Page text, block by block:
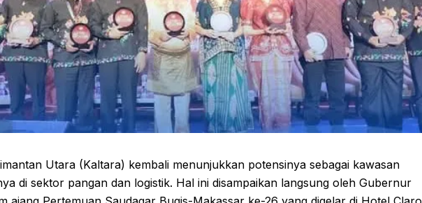
Utara (Kaltara) kembali menunjukkan potensinya sebagai kawasan
di sektor pangan dan logistik. Hal ini disampaikan langsung oleh Gubernur